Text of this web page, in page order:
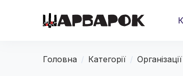
Головна Категорії